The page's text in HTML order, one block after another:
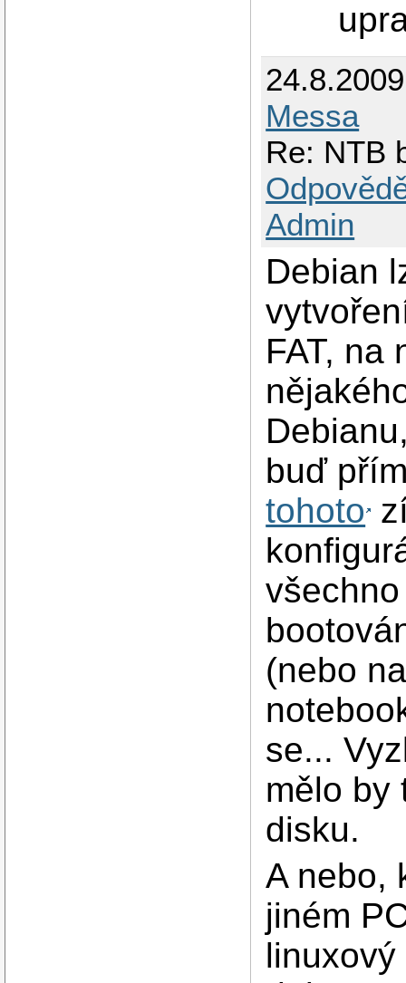
Messa
Re: NTB
Admin
Debian
FAT, na
buď
tohoto
(nebo
se...
mělo by
disku.
A nebo,
jiném